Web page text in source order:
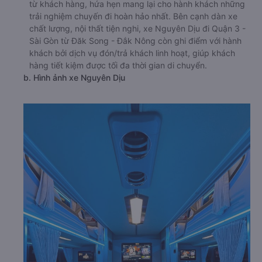
từ khách hàng, hứa hẹn mang lại cho hành khách những
trải nghiệm chuyến đi hoàn hảo nhất. Bên cạnh dàn xe
chất lượng, nội thất tiện nghi, xe Nguyên Dịu đi Quận 3 -
Sài Gòn từ Đăk Song - Đắk Nông còn ghi điểm với hành
khách bởi dịch vụ đón/trả khách linh hoạt, giúp khách
hàng tiết kiệm được tối đa thời gian di chuyển.
b. Hình ảnh xe Nguyên Dịu